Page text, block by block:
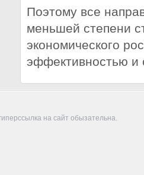
Поэтому все
меньшей степени
экономического
эффективностью и
на сайт обызательна.